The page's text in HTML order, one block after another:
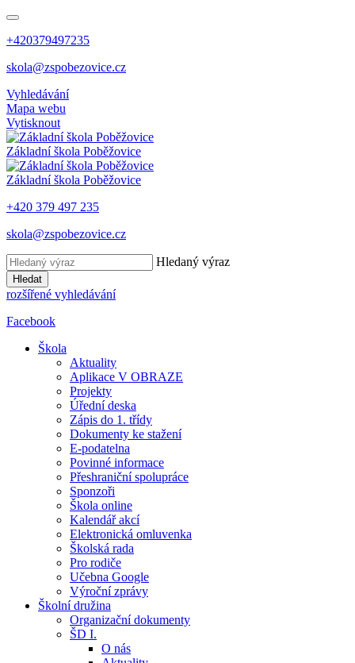
+420379497235
skola@zspobezovice.cz
Vyhledávání
Mapa webu
Vytisknout
Základní škola Poběžovice
Základní škola Poběžovice
+420 379 497 235
skola@zspobezovice.cz
Hledaný výraz
Hledat
rozšířené vyhledávání
Facebook
Škola
Aktuality
Aplikace V OBRAZE
Projekty
Úřední deska
Zápis do 1. třídy
Dokumenty ke stažení
E-podatelna
Povinné informace
Přeshraniční spolupráce
Sponzoři
Škola online
Kalendář akcí
Elektronická omluvenka
Školská rada
Pro rodiče
Učebna Google
Výroční zprávy
Školní družina
Organizační dokumenty
ŠD I.
O nás